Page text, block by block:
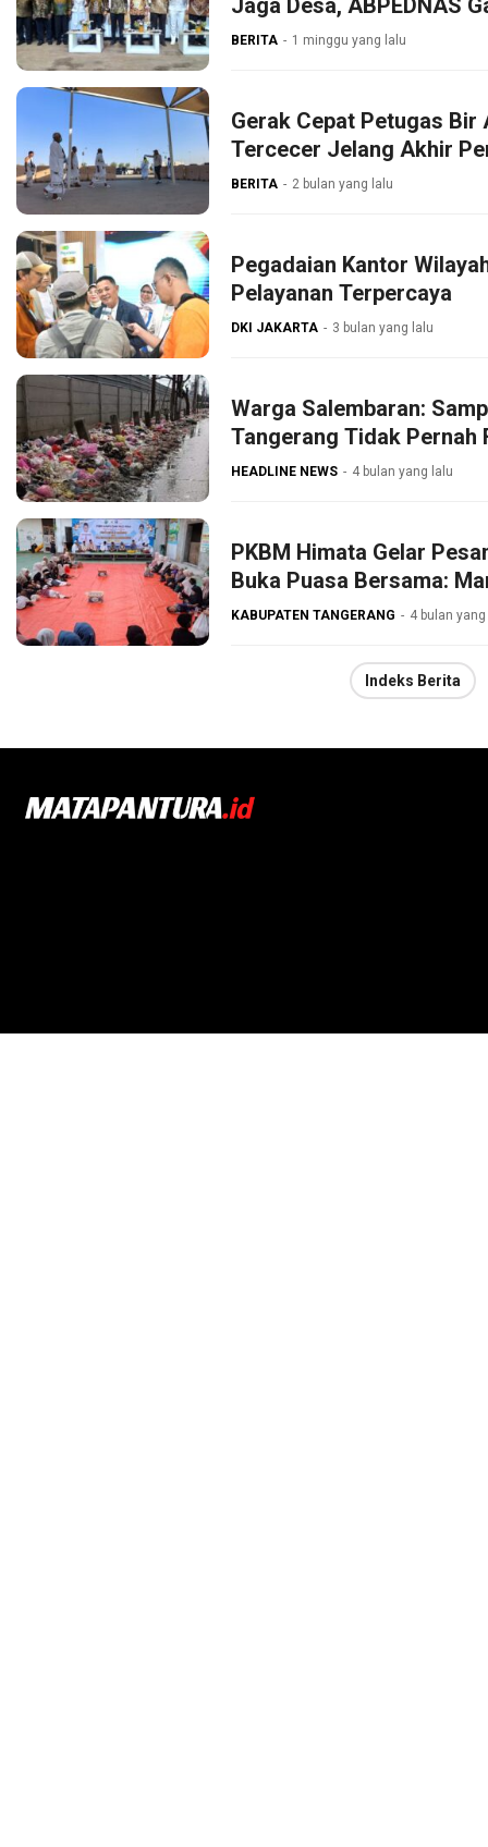
Jaga Desa, ABPEDNAS
BERITA 1 minggu yang lalu
Gerak Cepat Petugas
Tercecer Jelang Akhir
BERITA 2 bulan yang lalu
Pegadaian Kantor
Pelayanan Terpercaya
DKI JAKARTA 3 bulan yang lalu
Warga Salembaran:
Tangerang Tidak Pernah
HEADLINE NEWS 4 bulan yang lalu
PKBM Himata Gelar
Buka Puasa Bersama:
KABUPATEN TANGERANG 4 bulan
Indeks Berita